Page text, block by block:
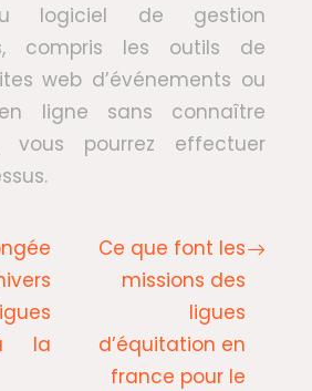
logiciel de gestion
compris les outils de
web d’événements ou
en ligne sans connaître
vous pourrez effectuer
la
Ce que font les
missions des
ligues
d’équitation en
france pour le